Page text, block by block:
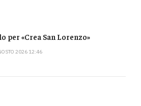
per «Crea San Lorenzo»
2026 12:46